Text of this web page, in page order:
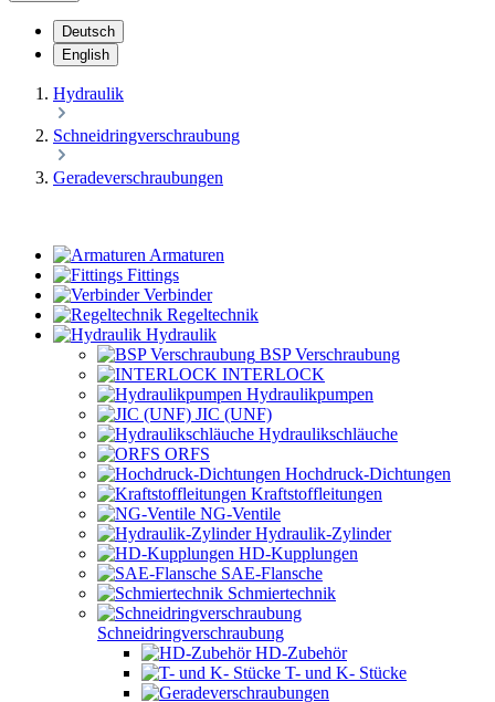
Deutsch
English
Hydraulik
Schneidringverschraubung
Geradeverschraubungen
Armaturen
Fittings
Verbinder
Regeltechnik
Hydraulik
BSP Verschraubung
INTERLOCK
Hydraulikpumpen
JIC (UNF)
Hydraulikschläuche
ORFS
Hochdruck-Dichtungen
Kraftstoffleitungen
NG-Ventile
Hydraulik-Zylinder
HD-Kupplungen
SAE-Flansche
Schmiertechnik
Schneidringverschraubung
HD-Zubehör
T- und K- Stücke